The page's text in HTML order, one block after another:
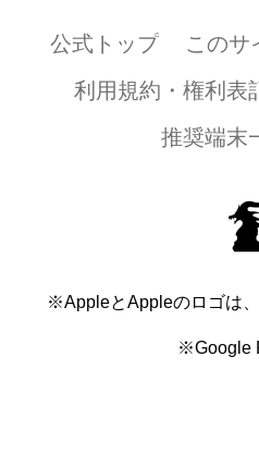
公式トップ このサ
利用規約・権利表
推奨端末
※AppleとAppleのロゴは
※Google